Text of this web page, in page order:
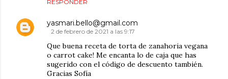
RESPONDER
yasmari.bello@gmail.com
2 de febrero de 2021 a las 9:17
Que buena receta de torta de zanahoria vegana
o carrot cake! Me encanta lo de caja que has
sugerido con el código de descuento también.
Gracias Sofía